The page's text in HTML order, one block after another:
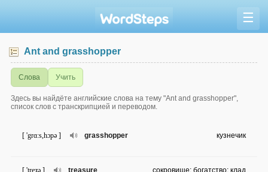
☰
Ant and grasshopper
Слова Учить
Здесь вы найдёте английские слова на тему "Ant and grasshopper",
список слов с транскрипцией и переводом.
grasshopper
[ 'grɑ:s,hɔpə ] кузнечик
treasure
[ 'treʒə ] сокровище; богатство; клад